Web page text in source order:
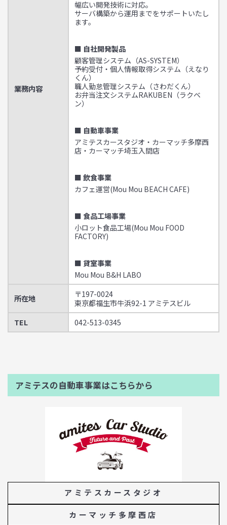
業務内容
幅広い開発技術に対応。
サーバ構築から運用までをサポートいたし
ます。
■ 自社開発製品
顧客管理システム（AS-SYSTEM）
予約受付・個人情報取得システム（えなり
くん）
職人勤怠管理システム（さわだくん）
お弁当注文システムRAKUBEN（ラクベ
ン）
■ 自動車事業
アミテスカースタジオ・カーマッチ多摩西
店・カーマッチ埼玉入間店
■ 飲食事業
カフェ運営(Mou Mou BEACH CAFE)
■ 食品工場事業
小ロット食品工場(Mou Mou FOOD
FACTORY)
■ 貸室事業
Mou Mou B&H LABO
所在地
〒197-0024
東京都福生市牛浜92-1 アミテスビル
TEL
042-513-0345
アミテスの自動車事業はこちらから
アミテスカースタジオ
カーマッチ多摩西店